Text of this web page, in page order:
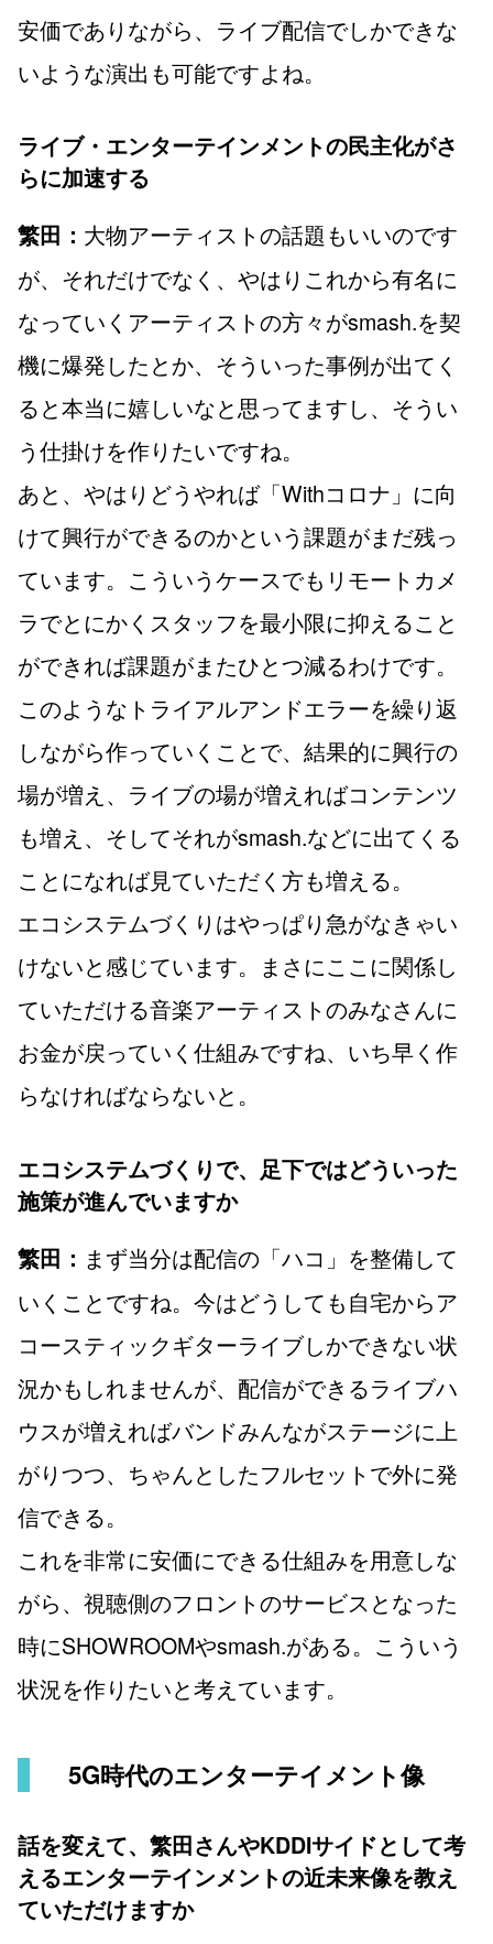
安価でありながら、ライブ配信でしかできな
いような演出も可能ですよね。
ライブ・エンターテインメントの民主化がさ
らに加速する
繁田： 大物アーティストの話題もいいのです
が、それだけでなく、やはりこれから有名に
なっていくアーティストの方々がsmash.を契
機に爆発したとか、そういった事例が出てく
ると本当に嬉しいなと思ってますし、そうい
う仕掛けを作りたいですね。
あと、やはりどうやれば「Withコロナ」に向
けて興行ができるのかという課題がまだ残っ
ています。こういうケースでもリモートカメ
ラでとにかくスタッフを最小限に抑えること
ができれば課題がまたひとつ減るわけです。
このようなトライアルアンドエラーを繰り返
しながら作っていくことで、結果的に興行の
場が増え、ライブの場が増えればコンテンツ
も増え、そしてそれがsmash.などに出てくる
ことになれば見ていただく方も増える。
エコシステムづくりはやっぱり急がなきゃい
けないと感じています。まさにここに関係し
ていただける音楽アーティストのみなさんに
お金が戻っていく仕組みですね、いち早く作
らなければならないと。
エコシステムづくりで、足下ではどういった
施策が進んでいますか
繁田： まず当分は配信の「ハコ」を整備して
いくことですね。今はどうしても自宅からア
コースティックギターライブしかできない状
況かもしれませんが、配信ができるライブハ
ウスが増えればバンドみんながステージに上
がりつつ、ちゃんとしたフルセットで外に発
信できる。
これを非常に安価にできる仕組みを用意しな
がら、視聴側のフロントのサービスとなった
時にSHOWROOMやsmash.がある。こういう
状況を作りたいと考えています。
5G時代のエンターテイメント像
話を変えて、繁田さんやKDDIサイドとして考
えるエンターテインメントの近未来像を教え
ていただけますか